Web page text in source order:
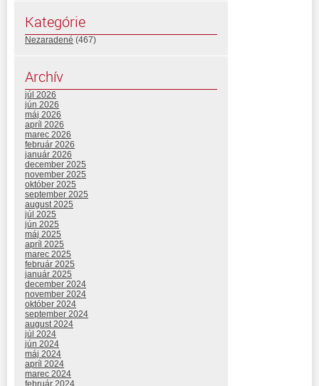
Kategórie
Nezaradené (467)
Archív
júl 2026
jún 2026
máj 2026
apríl 2026
marec 2026
február 2026
január 2026
december 2025
november 2025
október 2025
september 2025
august 2025
júl 2025
jún 2025
máj 2025
apríl 2025
marec 2025
február 2025
január 2025
december 2024
november 2024
október 2024
september 2024
august 2024
júl 2024
jún 2024
máj 2024
apríl 2024
marec 2024
február 2024